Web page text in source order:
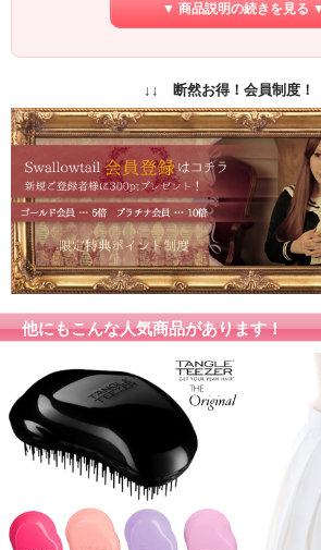
カバーネットに入れて出来るだけ太
てください。
初期保障／10日間の返品保障
付属品
専用ネット付き
（ウィッグ着用時に地毛をまとめる
カラー
商品写真はできる限り実物の色に近
すが、お客様がご使用するモニター
際の商品とは色味が異なる場合があ
色味が異なる等のクレーム、返品交
予めご了承お願いします。
▼ 商品説明の続きを見る
↓↓ 断然お得！会員制度
他にもこんな人気商品があります！